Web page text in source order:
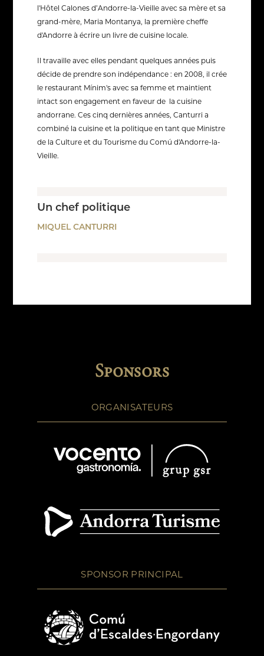
l'Hôtel Calones d’Andorre-la-Vieille avec sa mère et sa
grand-mère, Maria Montanya, la première cheffe
d'Andorre à écrire un livre de cuisine locale.
Il travaille avec elles pendant quelques années puis
décide de prendre son indépendance : en 2008, il crée
le restaurant Mínim's avec sa femme et maintient
intact son engagement en faveur de la cuisine
andorrane. Ces cinq dernières années, Canturri a
combiné la cuisine et la politique en tant que Ministre
de la Culture et du Tourisme du Comú d'Andorre-la-
Vieille.
Un chef politique
MIQUEL CANTURRI
Sponsors
ORGANISATEURS
SPONSOR PRINCIPAL